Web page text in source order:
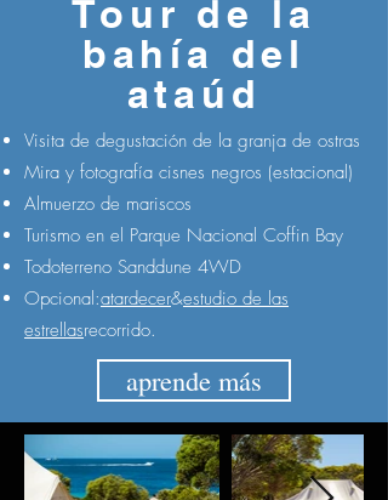
Tour de la
bahía del
ataúd
​Visita de degustación de la granja de ostras
​Mira y fotografía cisnes negros (estacional)
Almuerzo de mariscos
Turismo en el Parque Nacional Coffin Bay
Todoterreno Sanddune 4WD
Opcional:atardecer&estudio de las
estrellasrecorrido.​
aprende más